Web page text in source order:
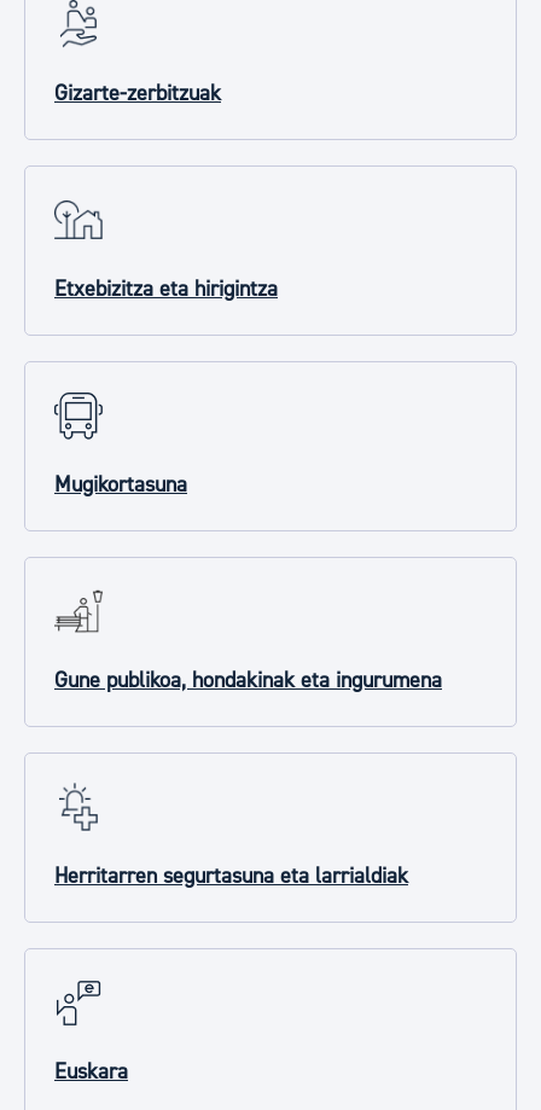
Gizarte-zerbitzuak
Etxebizitza eta hirigintza
Mugikortasuna
Gune publikoa, hondakinak eta ingurumena
Herritarren segurtasuna eta larrialdiak
Euskara